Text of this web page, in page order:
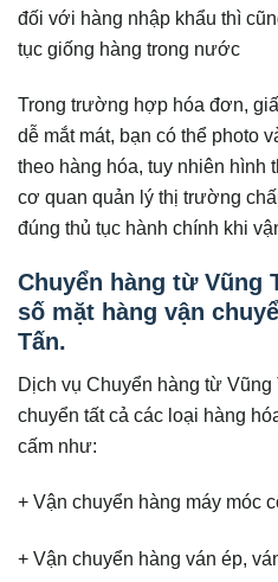
đối với hàng nhập khẩu thì
tục giống hàng trong nước
Trong trường hợp hóa đơn,
dễ mắt mát, bạn có thể photo
theo hàng hóa, tuy nhiên hình
cơ quan quản lý thị trường
đúng thủ tục hành chính khi
Chuyển hàng từ Vũng
số mặt hàng vận
Tấn.
Dịch vụ Chuyển hàng từ
chuyển tất cả các loại hàng
cấm như:
+ Vận chuyển hàng máy móc
+ Vận chuyển hàng ván ép,